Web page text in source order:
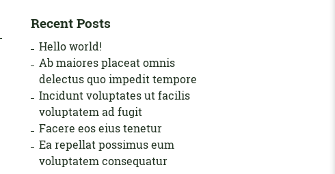
Recent Posts
Hello world!
Ab maiores placeat omnis
delectus quo impedit tempore
Incidunt voluptates ut facilis
voluptatem ad fugit
Facere eos eius tenetur
Ea repellat possimus eum
voluptatem consequatur